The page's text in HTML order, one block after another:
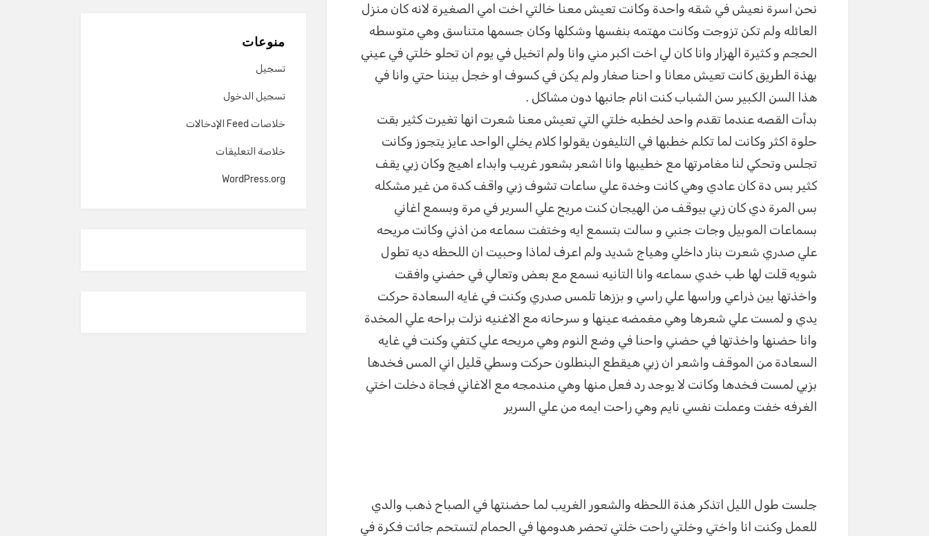
it
te
r
ss
e
n
g
er
at
s
A
p
p
e
gr
a
m
ar
e
نحن اسرة نعيش في شقه واحدة وكانت تعيش معنا خالتي اخت امي الصغيرة لانه كان منزل
العائله ولم تكن تزوجت وكانت مهتمه بنفسها وشكلها وكان جسمها متناسق وهي متوسطه
الحجم و كثيرة الهزار وانا كان لي اخت اكبر مني وانا ولم اتخيل في يوم ان تحلو خلتي في عيني
بهذة الطريق كانت تعيش معانا و احنا صغار ولم يكن في كسوف او خجل بيننا حتي وانا في
هذا السن الكبير سن الشباب كنت انام جانبها دون مشاكل .
بدأت القصه عندما تقدم واحد لخطبه خلتي التي تعيش معنا شعرت انها تغيرت كثير بقت
حلوة اكثر وكانت لما تكلم خطبها في التليفون يقولوا كلام يخلي الواحد عايز يتجوز وكانت
تجلس وتحكي لنا مغامرتها مع خطيبها وانا اشعر بشعور غريب وابداء اهيج وكان زبي يقف
كثير بس دة كان عادي وهي كانت وخدة علي ساعات تشوف زبي واقف كدة من غير مشكله
بس المرة دي كان زبي بيوقف من الهيجان كنت مريح علي السرير في مرة وبسمع اغاني
بسماعات الموبيل وجات جنبي و سالت بتسمع ايه وختفت سماعه من اذني وكانت مريحه
علي صدري شعرت بنار داخلي وهياج شديد ولم اعرف لماذا وحبيت ان اللحظه ديه تطول
شويه قلت لها طب خدي سماعه وانا التانيه نسمع مع بعض وتعالي في حضني وافقت
واخذتها بين ذراعي وراسها علي راسي و بززها تلمس صدري وكنت في غايه السعادة حركت
يدي و لمست علي شعرها وهي مغمضه عينها و سرحانه مع الاغنيه نزلت براحه علي المخدة
وانا حضنها واخذتها في حضني واحنا في وضع النوم وهي مريحه علي كتفي وكنت في غايه
السعادة من الموقف واشعر ان زبي هيقطع البنطلون حركت وسطي قليل اني المس فخدها
بزبي لمست فخدها وكانت لا يوجد رد فعل منها وهي مندمجه مع الاغاني فجاة دخلت اختي
الغرفه خفت وعملت نفسي نايم وهي راحت ايمه من علي السرير
جلست طول الليل اتذكر هذة اللحظه والشعور الغريب لما حضنتها في الصباح ذهب والدي
للعمل وكنت انا واختي وخلتي راحت خلتي تحضر هدومها في الحمام لتستحم جائت فكرة في
منوعات
تسجيل
تسجيل الدخول
خلاصات Feed الإدخالات
خلاصة التعليقات
WordPress.org